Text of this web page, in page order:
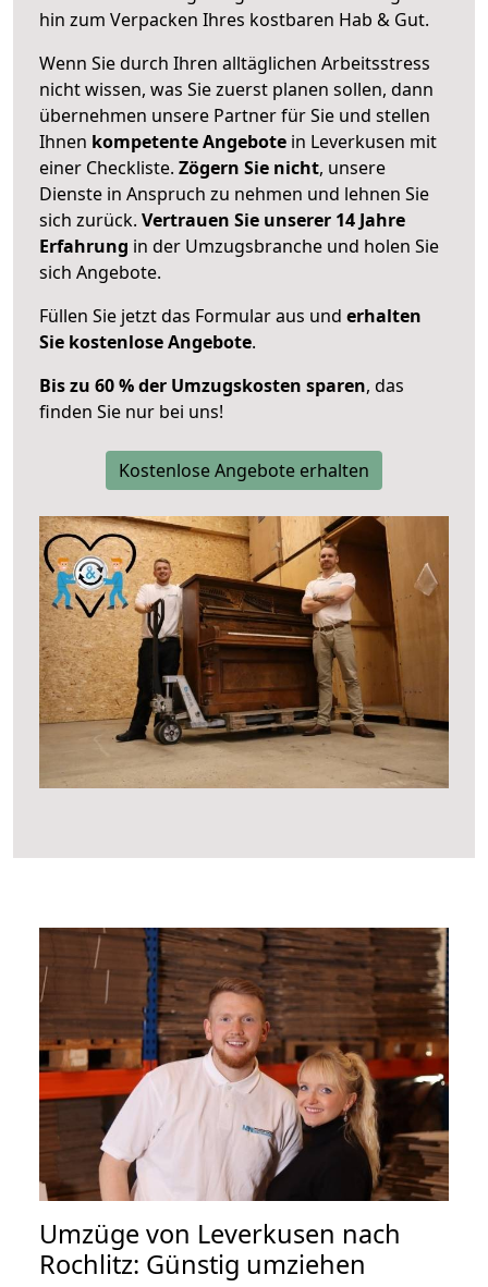
hin zum Verpacken Ihres kostbaren Hab & Gut.
Wenn Sie durch Ihren alltäglichen Arbeitsstress
nicht wissen, was Sie zuerst planen sollen, dann
übernehmen unsere Partner für Sie und stellen
Ihnen kompetente Angebote in Leverkusen mit
einer Checkliste. Zögern Sie nicht, unsere
Dienste in Anspruch zu nehmen und lehnen Sie
sich zurück. Vertrauen Sie unserer 14 Jahre
Erfahrung in der Umzugsbranche und holen Sie
sich Angebote.
Füllen Sie jetzt das Formular aus und erhalten
Sie kostenlose Angebote.
Bis zu 60 % der Umzugskosten sparen, das
finden Sie nur bei uns!
Kostenlose Angebote erhalten
Umzüge von Leverkusen nach
Rochlitz: Günstig umziehen